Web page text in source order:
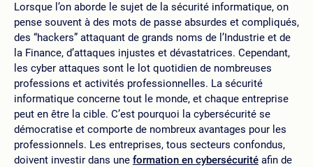
Lorsque l’on aborde le sujet de la sécurité informatique, on
pense souvent à des mots de passe absurdes et compliqués,
des “hackers” attaquant de grands noms de l’Industrie et de
la Finance, d’attaques injustes et dévastatrices. Cependant,
les cyber attaques sont le lot quotidien de nombreuses
professions et activités professionnelles. La sécurité
informatique concerne tout le monde, et chaque entreprise
peut en être la cible. C’est pourquoi la cybersécurité se
démocratise et comporte de nombreux avantages pour les
professionnels. Les entreprises, tous secteurs confondus,
doivent investir dans une formation en cybersécurité afin de